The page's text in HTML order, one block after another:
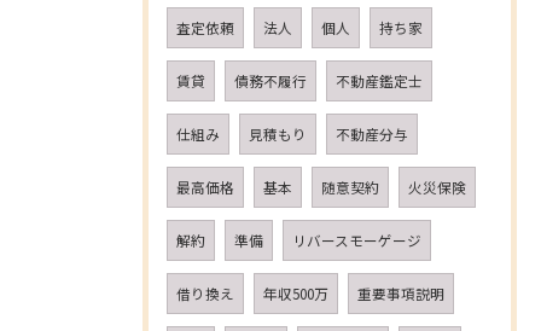
査定依頼 法人 個人 持ち家
賃貸 債務不履行 不動産鑑定士
仕組み 見積もり 不動産分与
最高価格 基本 随意契約 火災保険
解約 準備 リバースモーゲージ
借り換え 年収500万 重要事項説明